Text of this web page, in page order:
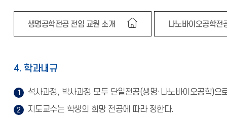
생명공학전공 전임 교원 소개 나노바이오공학전
4. 학과내규
석사과정, 박사과정 모두 단일전공(생명·나노바이오공학)으
지도교수는 학생의 희망 전공에 따라 정한다.